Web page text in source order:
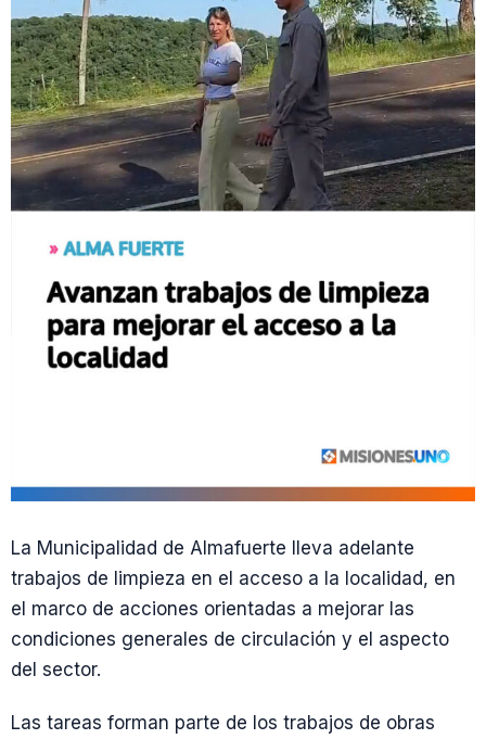
La Municipalidad de Almafuerte lleva adelante
trabajos de limpieza en el acceso a la localidad, en
el marco de acciones orientadas a mejorar las
condiciones generales de circulación y el aspecto
del sector.
Las tareas forman parte de los trabajos de obras